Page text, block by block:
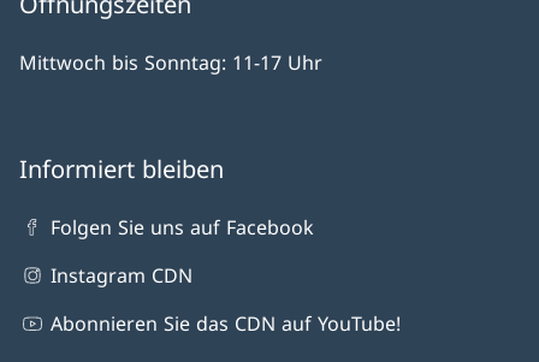
Mittwoch bis Sonntag: 11-17 Uhr
Informiert bleiben
Folgen Sie uns auf Facebook
Instagram CDN
Abonnieren Sie das CDN auf YouTube!